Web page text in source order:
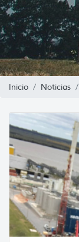
Inicio Noticias